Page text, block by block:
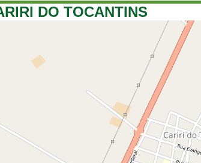
DO TOCANTINS